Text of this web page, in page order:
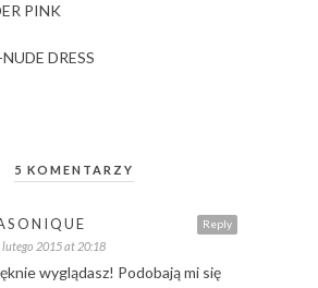
PINK
DRESS
5 KOMENTARZY
Reply
lutego 2015 at 20:18
wyglądasz! Podobają mi się